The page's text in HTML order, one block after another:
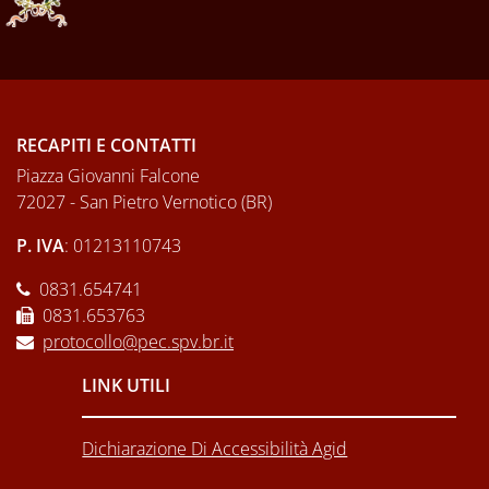
RECAPITI E CONTATTI
Piazza Giovanni Falcone
72027 - San Pietro Vernotico (BR)
P. IVA: 01213110743
0831.654741
0831.653763
protocollo@pec.spv.br.it
LINK UTILI
Dichiarazione Di Accessibilità Agid